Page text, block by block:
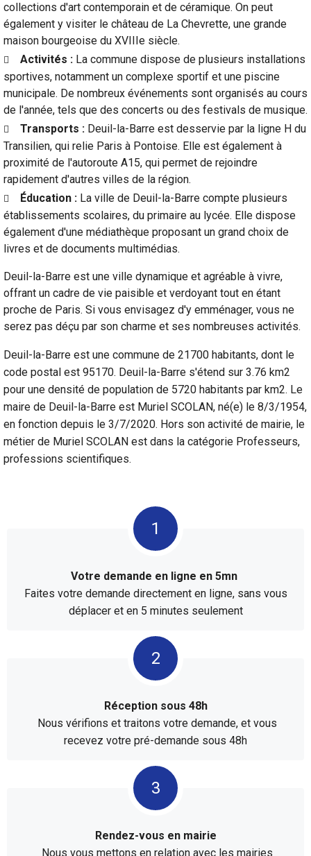
collections d'art contemporain et de céramique. On peut
également y visiter le château de La Chevrette, une grande
maison bourgeoise du XVIIIe siècle.
Activités : La commune dispose de plusieurs installations
sportives, notamment un complexe sportif et une piscine
municipale. De nombreux événements sont organisés au cours
de l'année, tels que des concerts ou des festivals de musique.
Transports : Deuil-la-Barre est desservie par la ligne H du
Transilien, qui relie Paris à Pontoise. Elle est également à
proximité de l'autoroute A15, qui permet de rejoindre
rapidement d'autres villes de la région.
Éducation : La ville de Deuil-la-Barre compte plusieurs
établissements scolaires, du primaire au lycée. Elle dispose
également d'une médiathèque proposant un grand choix de
livres et de documents multimédias.
Deuil-la-Barre est une ville dynamique et agréable à vivre,
offrant un cadre de vie paisible et verdoyant tout en étant
proche de Paris. Si vous envisagez d'y emménager, vous ne
serez pas déçu par son charme et ses nombreuses activités.
Deuil-la-Barre est une commune de 21700 habitants, dont le
code postal est 95170. Deuil-la-Barre s'étend sur 3.76 km2
pour une densité de population de 5720 habitants par km2. Le
maire de Deuil-la-Barre est Muriel SCOLAN, né(e) le 8/3/1954,
en fonction depuis le 3/7/2020. Hors son activité de mairie, le
métier de Muriel SCOLAN est dans la catégorie Professeurs,
professions scientifiques.
Votre demande en ligne en 5mn
Faites votre demande directement en ligne, sans vous
déplacer et en 5 minutes seulement
Réception sous 48h
Nous vérifions et traitons votre demande, et vous
recevez votre pré-demande sous 48h
Rendez-vous en mairie
Nous vous mettons en relation avec les mairies